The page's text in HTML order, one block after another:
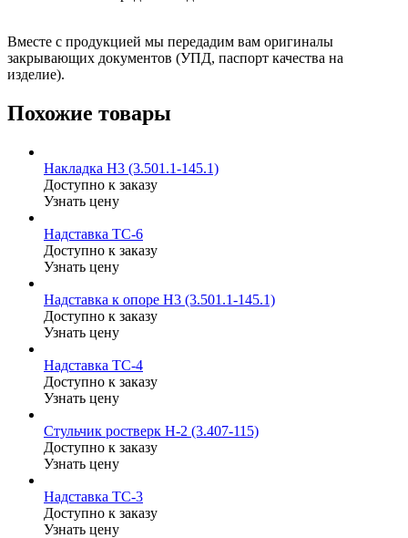
Вместе с продукцией мы передадим вам оригиналы
закрывающих документов (УПД, паспорт качества на
изделие).
Похожие товары
Накладка Н3 (3.501.1-145.1)
Доступно к заказу
Узнать цену
Надставка ТС-6
Доступно к заказу
Узнать цену
Надставка к опоре Н3 (3.501.1-145.1)
Доступно к заказу
Узнать цену
Надставка ТС-4
Доступно к заказу
Узнать цену
Стульчик ростверк Н-2 (3.407-115)
Доступно к заказу
Узнать цену
Надставка ТС-3
Доступно к заказу
Узнать цену